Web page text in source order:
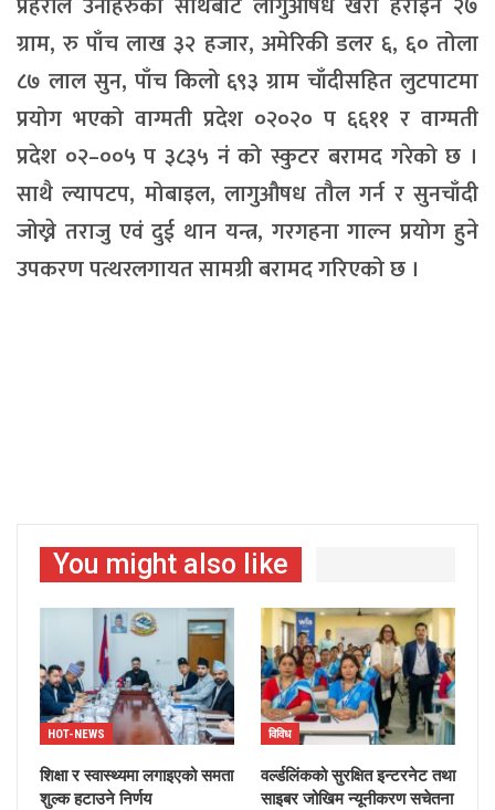
ग्राम, रु पाँच लाख ३२ हजार, अमेरिकी डलर ६, ६० तोला
८७ लाल सुन, पाँच किलो ६९३ ग्राम चाँदीसहित लुटपाटमा
प्रयोग भएको वाग्मती प्रदेश ०२०२० प ६६११ र वाग्मती
प्रदेश ०२–००५ प ३८३५ नं को स्कुटर बरामद गरेको छ ।
साथै ल्यापटप, मोबाइल, लागुऔषध तौल गर्न र सुनचाँदी
जोख्ने तराजु एवं दुई थान यन्त्र, गरगहना गाल्न प्रयोग हुने
उपकरण पत्थरलगायत सामग्री बरामद गरिएको छ ।
You might also like
HOT-NEWS
शिक्षा र स्वास्थ्यमा लगाइएको समता
शुल्क हटाउने निर्णय
विविध
वर्ल्डलिंकको सुरक्षित इन्टरनेट तथा
साइबर जोखिम न्यूनीकरण सचेतना